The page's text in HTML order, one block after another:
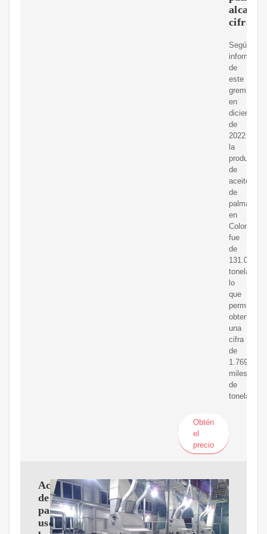
alcanzó
cifras
Según
de
este
gremio,
en
diciembre
de
2022
la
producción
de
aceite
de
palma
en
Colombia
fue
de
131.000
toneladas,
lo
que
permitió
obtener
una
cifra
de
1.769
miles
de
toneladas
Obtén
el
precio
Aceite
de
palma:
usos,